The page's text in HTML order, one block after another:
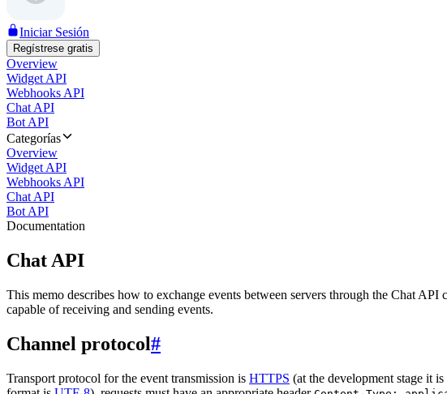
Iniciar Sesión
Regístrese gratis
Overview
Widget API
Webhooks API
Chat API
Bot API
Categorías
Overview
Widget API
Webhooks API
Chat API
Bot API
Documentation
Chat API
This memo describes how to exchange events between servers through the Chat
capable of receiving and sending events.
Channel protocol#
Transport protocol for the event transmission is HTTPS (at the development stage it